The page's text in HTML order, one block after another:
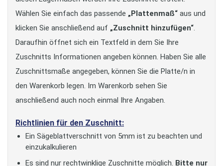
Wählen Sie einfach das passende „Plattenmaß“ aus und
klicken Sie anschließend auf „Zuschnitt hinzufügen“.
Daraufhin öffnet sich ein Textfeld in dem Sie Ihre
Zuschnitts Informationen angeben können. Haben Sie alle
Zuschnittsmaße angegeben, können Sie die Platte/n in
den Warenkorb legen. Im Warenkorb sehen Sie
anschließend auch noch einmal Ihre Angaben.
Richtlinien für den Zuschnitt:
Ein Sägeblattverschnitt von 5mm ist zu beachten und
einzukalkulieren
Es sind nur rechtwinklige Zuschnitte möglich. Bitte nur